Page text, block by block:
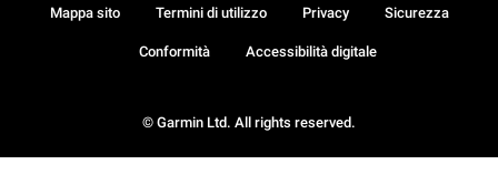
© Garmin Ltd. All rights reserved.
Mappa sito Termini di utilizzo Privacy Sicurezza
Conformità Accessibilità digitale